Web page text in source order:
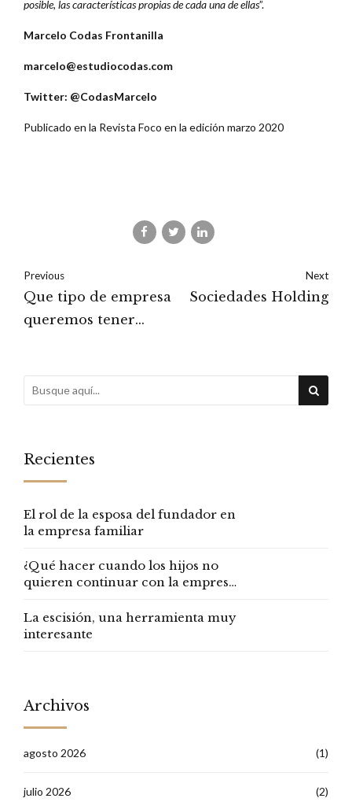
posible, las características propias de cada una de ellas”.
Marcelo Codas Frontanilla
marcelo@estudiocodas.com
Twitter: @CodasMarcelo
Publicado en la Revista Foco en la edición marzo 2020
Previous
Que tipo de empresa
queremos tener
Next
Sociedades Holding
Recientes
El rol de la esposa del fundador en
la empresa familiar
¿Qué hacer cuando los hijos no
quieren continuar con la empresa
La escisión, una herramienta muy
interesante
Archivos
agosto 2026 (1)
julio 2026 (2)